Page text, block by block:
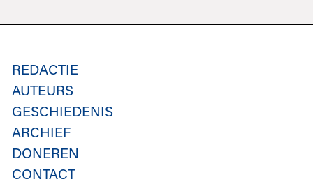
REDACTIE
AUTEURS
GESCHIEDENIS
ARCHIEF
DONEREN
CONTACT